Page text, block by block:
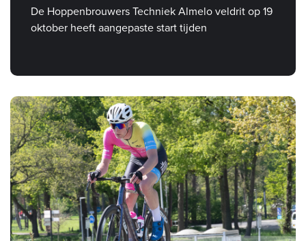
De Hoppenbrouwers Techniek Almelo veldrit op 19
oktober heeft aangepaste start tijden